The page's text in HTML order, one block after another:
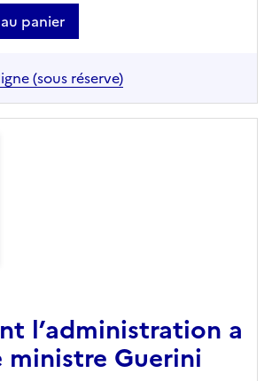
panier
(sous réserve)
l’administration a
ministre Guerini